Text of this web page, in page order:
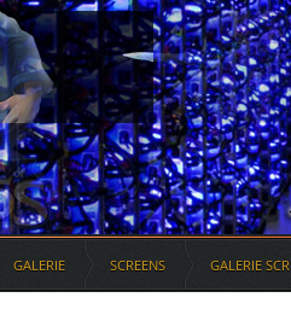
GALERIE SCREENS GALERIE